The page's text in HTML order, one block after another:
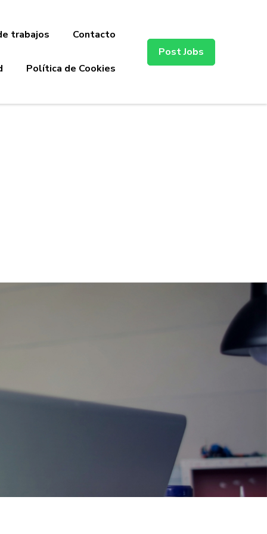
trabajos Contacto
Política de Cookies
Post Jobs